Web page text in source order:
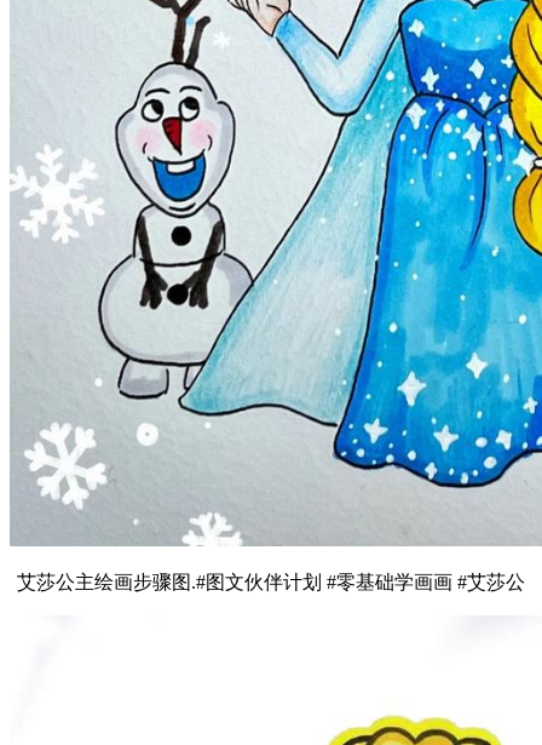
艾莎公主绘画步骤图.#图文伙伴计划 #零基础学画画 #艾莎公